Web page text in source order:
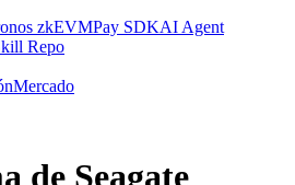
zkEVMPay SDKAI Agent
Repo
Mercado
de Seagate